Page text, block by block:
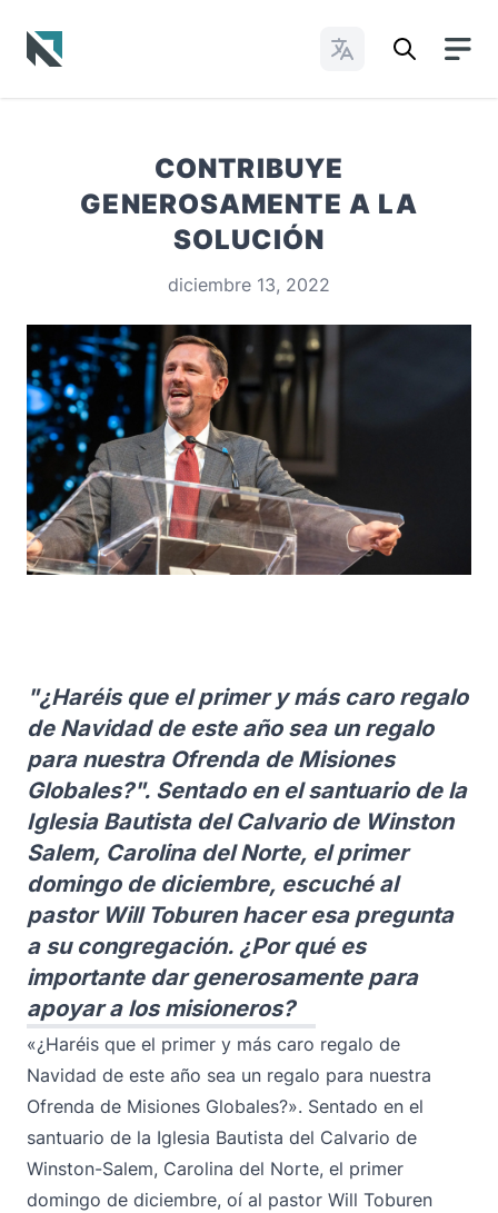
Cambiar idioma
CONTRIBUYE
GENEROSAMENTE A LA
SOLUCIÓN
diciembre 13, 2022
"¿Haréis que el primer y más caro regalo
de Navidad de este año sea un regalo
para nuestra Ofrenda de Misiones
Globales?". Sentado en el santuario de la
Iglesia Bautista del Calvario de Winston
Salem, Carolina del Norte, el primer
domingo de diciembre, escuché al
pastor Will Toburen hacer esa pregunta
a su congregación. ¿Por qué es
importante dar generosamente para
apoyar a los misioneros?
«¿Haréis que el primer y más caro regalo de
Navidad de este año sea un regalo para nuestra
Ofrenda de Misiones Globales?». Sentado en el
santuario de la Iglesia Bautista del Calvario de
Winston-Salem, Carolina del Norte, el primer
domingo de diciembre, oí al pastor Will Toburen